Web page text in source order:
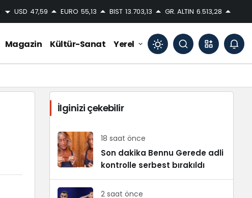
USD 47,59 EURO 55,13 BIST 13.703,13 GR. ALTIN 6.513,28
Magazin Kültür-Sanat Yerel
Mod
değiştir
Gündüz modunu seçin.
Gece Modu
İlginizi çekebilir
18 saat önce
Son dakika Bennu Gerede adli
kontrolle serbest bırakıldı
2 saat önce